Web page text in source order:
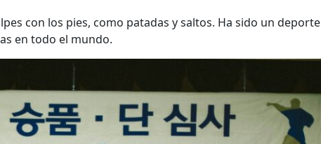
con los pies, como patadas y saltos. Ha sido un deporte
en todo el mundo.